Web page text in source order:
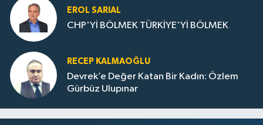
EROL SARIAL
CHP'Yİ BÖLMEK TÜRKİYE'Yİ BÖLMEK
RECEP KALMAOĞLU
Devrek’e Değer Katan Bir Kadın: Özlem
Gürbüz Ulupınar